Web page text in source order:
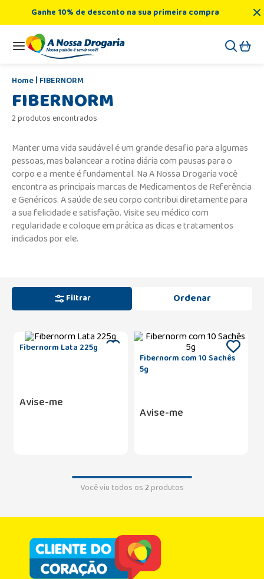
Ganhe 10% de desconto na sua primeira compra
FIBERNORM
FIBERNORM
2 produtos encontrados
Manter uma vida saudável é um grande desafio para algumas
pessoas, mas balancear a rotina diária com pausas para o
corpo e a mente é fundamental. Na A Nossa Drogaria você
encontra as principais marcas de Medicamentos de Referência
e Genéricos. A saúde de seu corpo contribui diretamente para
a sua felicidade e satisfação. Visite seu médico com
regularidade e coloque em prática as dicas e tratamentos
indicados por ele.
Filtrar
Fibernorm Lata 225g
Avise-me
Fibernorm com 10 Sachês
5g
Avise-me
Você viu todos os2produtos